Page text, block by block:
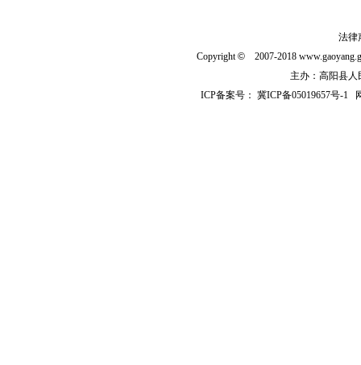
法律
Copyright© 2007-2018
主办：高阳县人
ICP备案号：冀ICP备05019657号-1